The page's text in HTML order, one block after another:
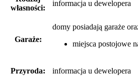
własności:
informacja u dewelopera
Garaże:
domy posiadają garaże
miejsca postojowe
Przyroda: informacja u dewelopera